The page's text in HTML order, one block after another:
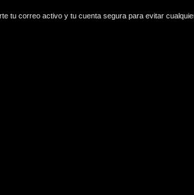
tu correo activo y tu cuenta segura para evitar